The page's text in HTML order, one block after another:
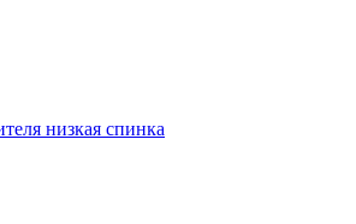
низкая спинка